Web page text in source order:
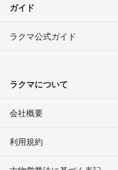
ガイド
ラクマ公式ガイド
ラクマについて
会社概要
利用規約